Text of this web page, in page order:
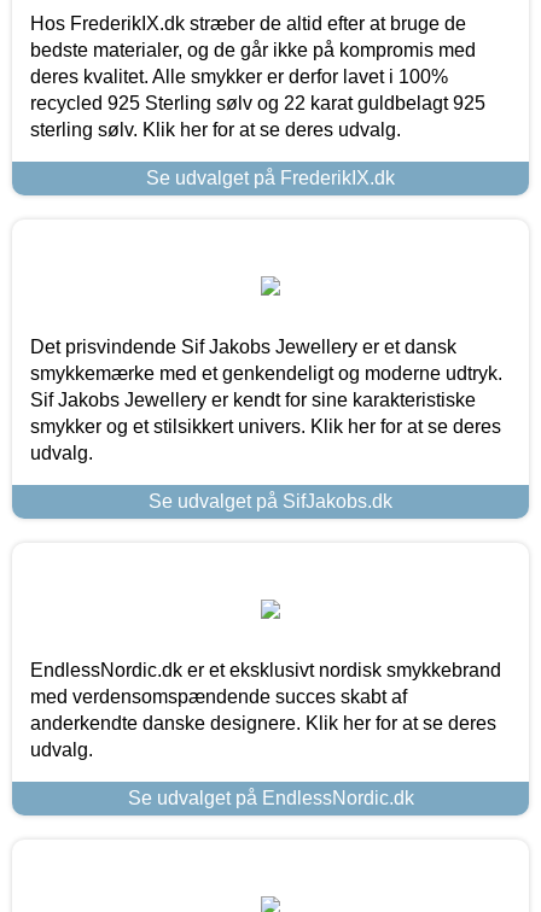
Hos FrederikIX.dk stræber de altid efter at bruge de
bedste materialer, og de går ikke på kompromis med
deres kvalitet. Alle smykker er derfor lavet i 100%
recycled 925 Sterling sølv og 22 karat guldbelagt 925
sterling sølv. Klik her for at se deres udvalg.
Se udvalget på FrederikIX.dk
Det prisvindende Sif Jakobs Jewellery er et dansk
smykkemærke med et genkendeligt og moderne udtryk.
Sif Jakobs Jewellery er kendt for sine karakteristiske
smykker og et stilsikkert univers. Klik her for at se deres
udvalg.
Se udvalget på SifJakobs.dk
EndlessNordic.dk er et eksklusivt nordisk smykkebrand
med verdensomspændende succes skabt af
anderkendte danske designere. Klik her for at se deres
udvalg.
Se udvalget på EndlessNordic.dk